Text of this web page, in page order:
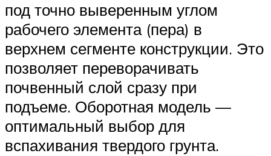
под точно выверенным углом
рабочего элемента (пера) в
верхнем сегменте конструкции. Это
позволяет переворачивать
почвенный слой сразу при
подъеме. Оборотная модель —
оптимальный выбор для
вспахивания твердого грунта.